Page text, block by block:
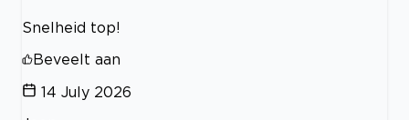
Snelheid top!
Beveelt aan
14 July 2026